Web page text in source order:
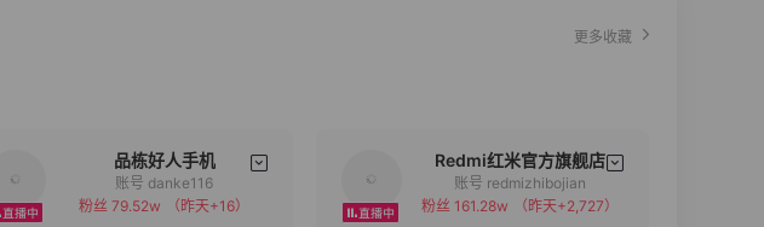
更多收藏
品栋好人手机
备注
账号 danke116
粉丝 79.52w
（昨天+16）
Redmi红米官方旗舰店
备注
账号 redmizhibojian
粉丝 161.28w
（昨天+2,727）